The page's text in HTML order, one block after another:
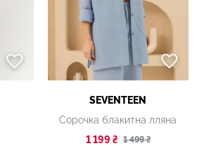
SEVENTEEN
Сорочка блакитна лляна
1 199 ₴ 1 499 ₴